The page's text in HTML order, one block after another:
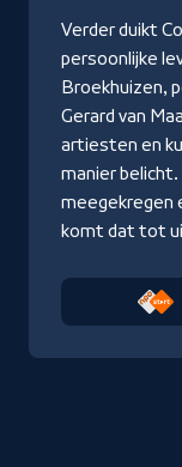
Verder duikt
persoonlijke
Broekhuizen,
Gerard van
artiesten en
manier belicht.
meegekregen
komt dat tot